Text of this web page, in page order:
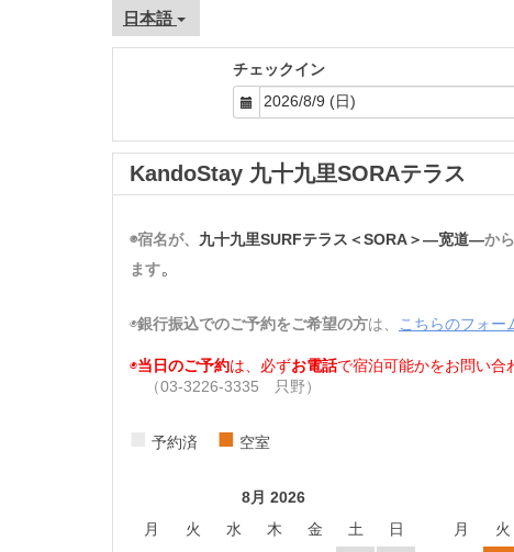
日本語
チェックイン
KandoStay 九十九里SORAテラス
◉宿名が、 九十九里SURFテラス＜SORA＞ —宽道—から
ます。
◉銀行振込でのご予約をご希望の方は、 こちらのフォー
◉当日のご予約は、必ずお電話で宿泊可能かをお問い合
（03-3226-3335 只野）
予約済 ■ 空室
8月 2026
月
火 水 木 金 土
日
月
火